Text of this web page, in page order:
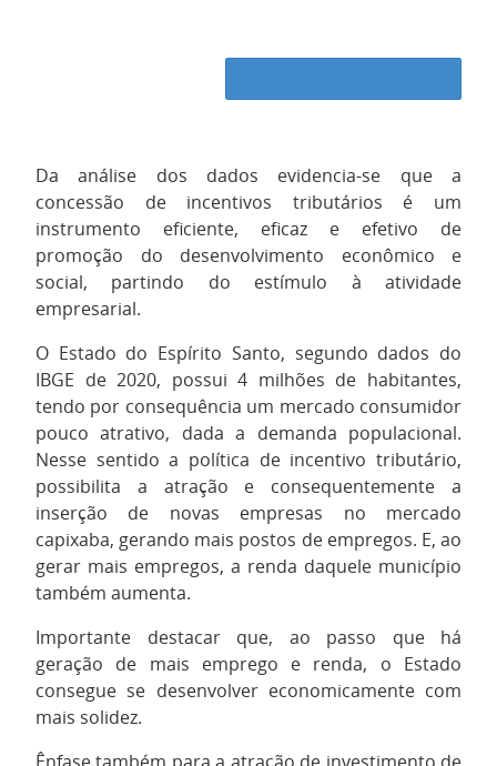
Da análise dos dados evidencia-se que a
concessão de incentivos tributários é um
instrumento eficiente, eficaz e efetivo de
promoção do desenvolvimento econômico e
social, partindo do estímulo à atividade
empresarial.
O Estado do Espírito Santo, segundo dados do
IBGE de 2020, possui 4 milhões de habitantes,
tendo por consequência um mercado consumidor
pouco atrativo, dada a demanda populacional.
Nesse sentido a política de incentivo tributário,
possibilita a atração e consequentemente a
inserção de novas empresas no mercado
capixaba, gerando mais postos de empregos. E, ao
gerar mais empregos, a renda daquele município
também aumenta.
Importante destacar que, ao passo que há
geração de mais emprego e renda, o Estado
consegue se desenvolver economicamente com
mais solidez.